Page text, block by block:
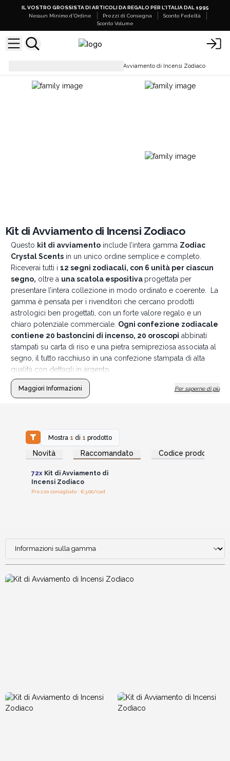
IL VOSTRO GROSSISTA DI ARTICOLI DA REGALO PER L'ITALIA DAL 1995
Nessun Minimo d'Ordine
Prezzi di Consegna
Sconto Fedeltà
Sconto Volume
Kit di Avviamento di Incensi Zodiaco
Kit di Avviamento di Incensi Zodiaco
Questo kit di avviamentoinclude l’intera gamma Zodiac
Crystal Scentsin un unico ordine semplice e completo.
Riceverai tutti i 12 segni zodiacali, con 6 unità per ciascun
segno, oltre a una scatola espositiva progettata per
presentare l’intera collezione in modo ordinato e coerente. La
gamma è pensata per i rivenditori che cercano prodotti
astrologici ben progettati, con un forte valore regalo e un
chiaro potenziale commerciale. Ogni confezione zodiacale
contiene 20 bastoncini di incenso, 20 oroscopi abbinati
stampati su carta di riso e una pietra semipreziosa associata al
segno, il tutto racchiuso in una confezione stampata di alta
qualità con dettagli in argento.
NOTA: La confezione per il capricorno e sagittario
Maggiori Informazioni Per saperne di più
Mostra 1 di 1 prodotto
Novità Raccomandato Codice prodotto
Accedi per vedere
i prezzi all'ingrosso
72xKit di Avviamento di
Incensi Zodiaco
Prezzo consigliato : €3.00/cad